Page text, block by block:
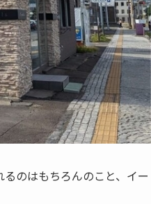
のはもちろんのこと、イー